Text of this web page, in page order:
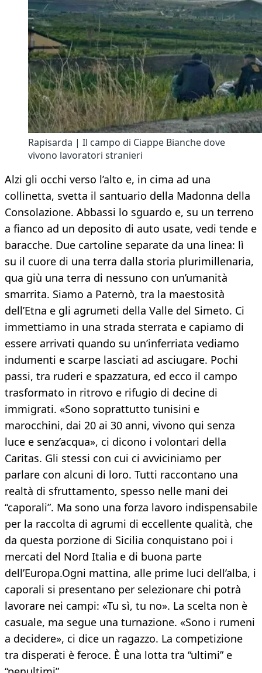
Rapisarda | Il campo di Ciappe Bianche dove
vivono lavoratori stranieri
Alzi gli occhi verso l’alto e, in cima ad una
collinetta, svetta il santuario della Madonna della
Consolazione. Abbassi lo sguardo e, su un terreno
a fianco ad un deposito di auto usate, vedi tende e
baracche. Due cartoline separate da una linea: lì
su il cuore di una terra dalla storia plurimillenaria,
qua giù una terra di nessuno con un’umanità
smarrita. Siamo a Paternò, tra la maestosità
dell’Etna e gli agrumeti della Valle del Simeto. Ci
immettiamo in una strada sterrata e capiamo di
essere arrivati quando su un’inferriata vediamo
indumenti e scarpe lasciati ad asciugare. Pochi
passi, tra ruderi e spazzatura, ed ecco il campo
trasformato in ritrovo e rifugio di decine di
immigrati. «Sono soprattutto tunisini e
marocchini, dai 20 ai 30 anni, vivono qui senza
luce e senz’acqua», ci dicono i volontari della
Caritas. Gli stessi con cui ci avviciniamo per
parlare con alcuni di loro. Tutti raccontano una
realtà di sfruttamento, spesso nelle mani dei
“caporali”. Ma sono una forza lavoro indispensabile
per la raccolta di agrumi di eccellente qualità, che
da questa porzione di Sicilia conquistano poi i
mercati del Nord Italia e di buona parte
dell’Europa.Ogni mattina, alle prime luci dell’alba, i
caporali si presentano per selezionare chi potrà
lavorare nei campi: «Tu sì, tu no». La scelta non è
casuale, ma segue una turnazione. «Sono i rumeni
a decidere», ci dice un ragazzo. La competizione
tra disperati è feroce. È una lotta tra “ultimi” e